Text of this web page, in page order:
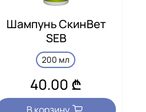
Шампунь СкинВет
SEB
200 мл
40.00 ₾
В корзину